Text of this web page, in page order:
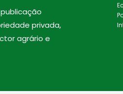
publicação
privada,
agrário e